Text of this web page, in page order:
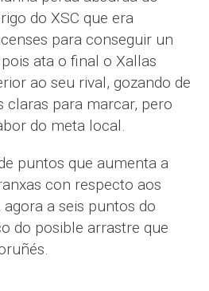
do XSC que era
para conseguir un
ata o final o Xallas
ao seu rival, gozando de
claras para marcar, pero
do meta local.
puntos que aumenta a
con respecto aos
a seis puntos do
do posible arrastre que